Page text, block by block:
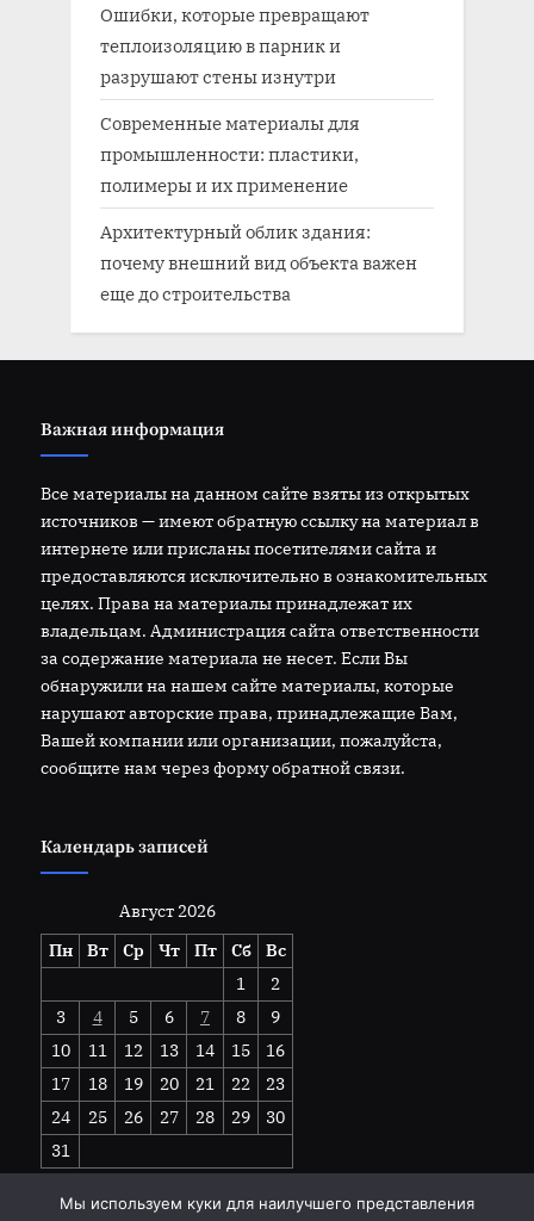
Ошибки, которые превращают
теплоизоляцию в парник и
разрушают стены изнутри
Современные материалы для
промышленности: пластики,
полимеры и их применение
Архитектурный облик здания:
почему внешний вид объекта важен
еще до строительства
Важная информация
Все материалы на данном сайте взяты из открытых
источников — имеют обратную ссылку на материал в
интернете или присланы посетителями сайта и
предоставляются исключительно в ознакомительных
целях. Права на материалы принадлежат их
владельцам. Администрация сайта ответственности
за содержание материала не несет. Если Вы
обнаружили на нашем сайте материалы, которые
нарушают авторские права, принадлежащие Вам,
Вашей компании или организации, пожалуйста,
сообщите нам через форму обратной связи.
Календарь записей
Август 2026
Пн
Вт Ср Чт Пт Сб
Вс
1
2
3
4 5 6 7 8
9
10
11 12 13 14 15
16
17
18 19 20 21 22
23
24
25 26 27 28 29
30
31
Мы используем куки для наилучшего представления